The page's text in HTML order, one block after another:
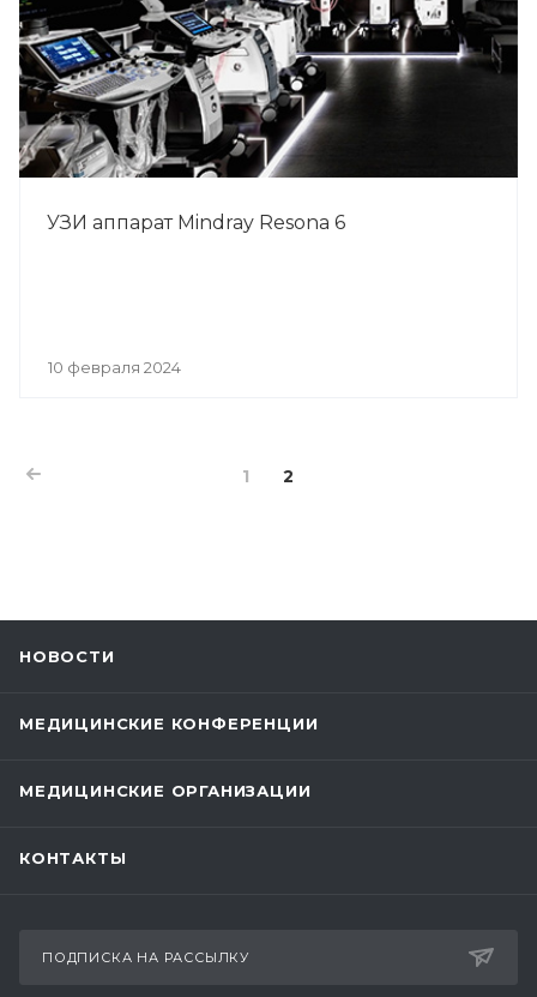
УЗИ аппарат Mindray Resona 6
10 февраля 2024
1 2
НОВОСТИ
МЕДИЦИНСКИЕ КОНФЕРЕНЦИИ
МЕДИЦИНСКИЕ ОРГАНИЗАЦИИ
КОНТАКТЫ
ПОДПИСКА НА РАССЫЛКУ